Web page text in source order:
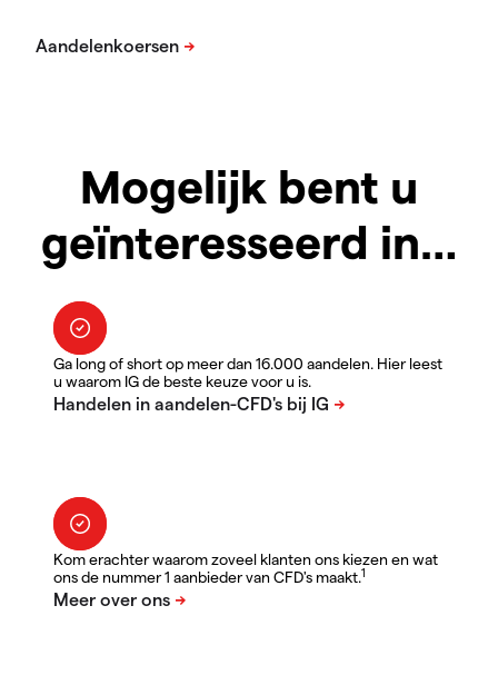
Mogelijk bent u
geïnteresseerd in…
Ga long of short op meer dan 16.000 aandelen. Hier leest
u waarom IG de beste keuze voor u is.
Kom erachter waarom zoveel klanten ons kiezen en wat
ons de nummer 1 aanbieder van CFD's maakt.1